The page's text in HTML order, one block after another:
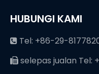
HUBUNGI KAMI
 Tel: +86-29-
 selepas jualan Tel: